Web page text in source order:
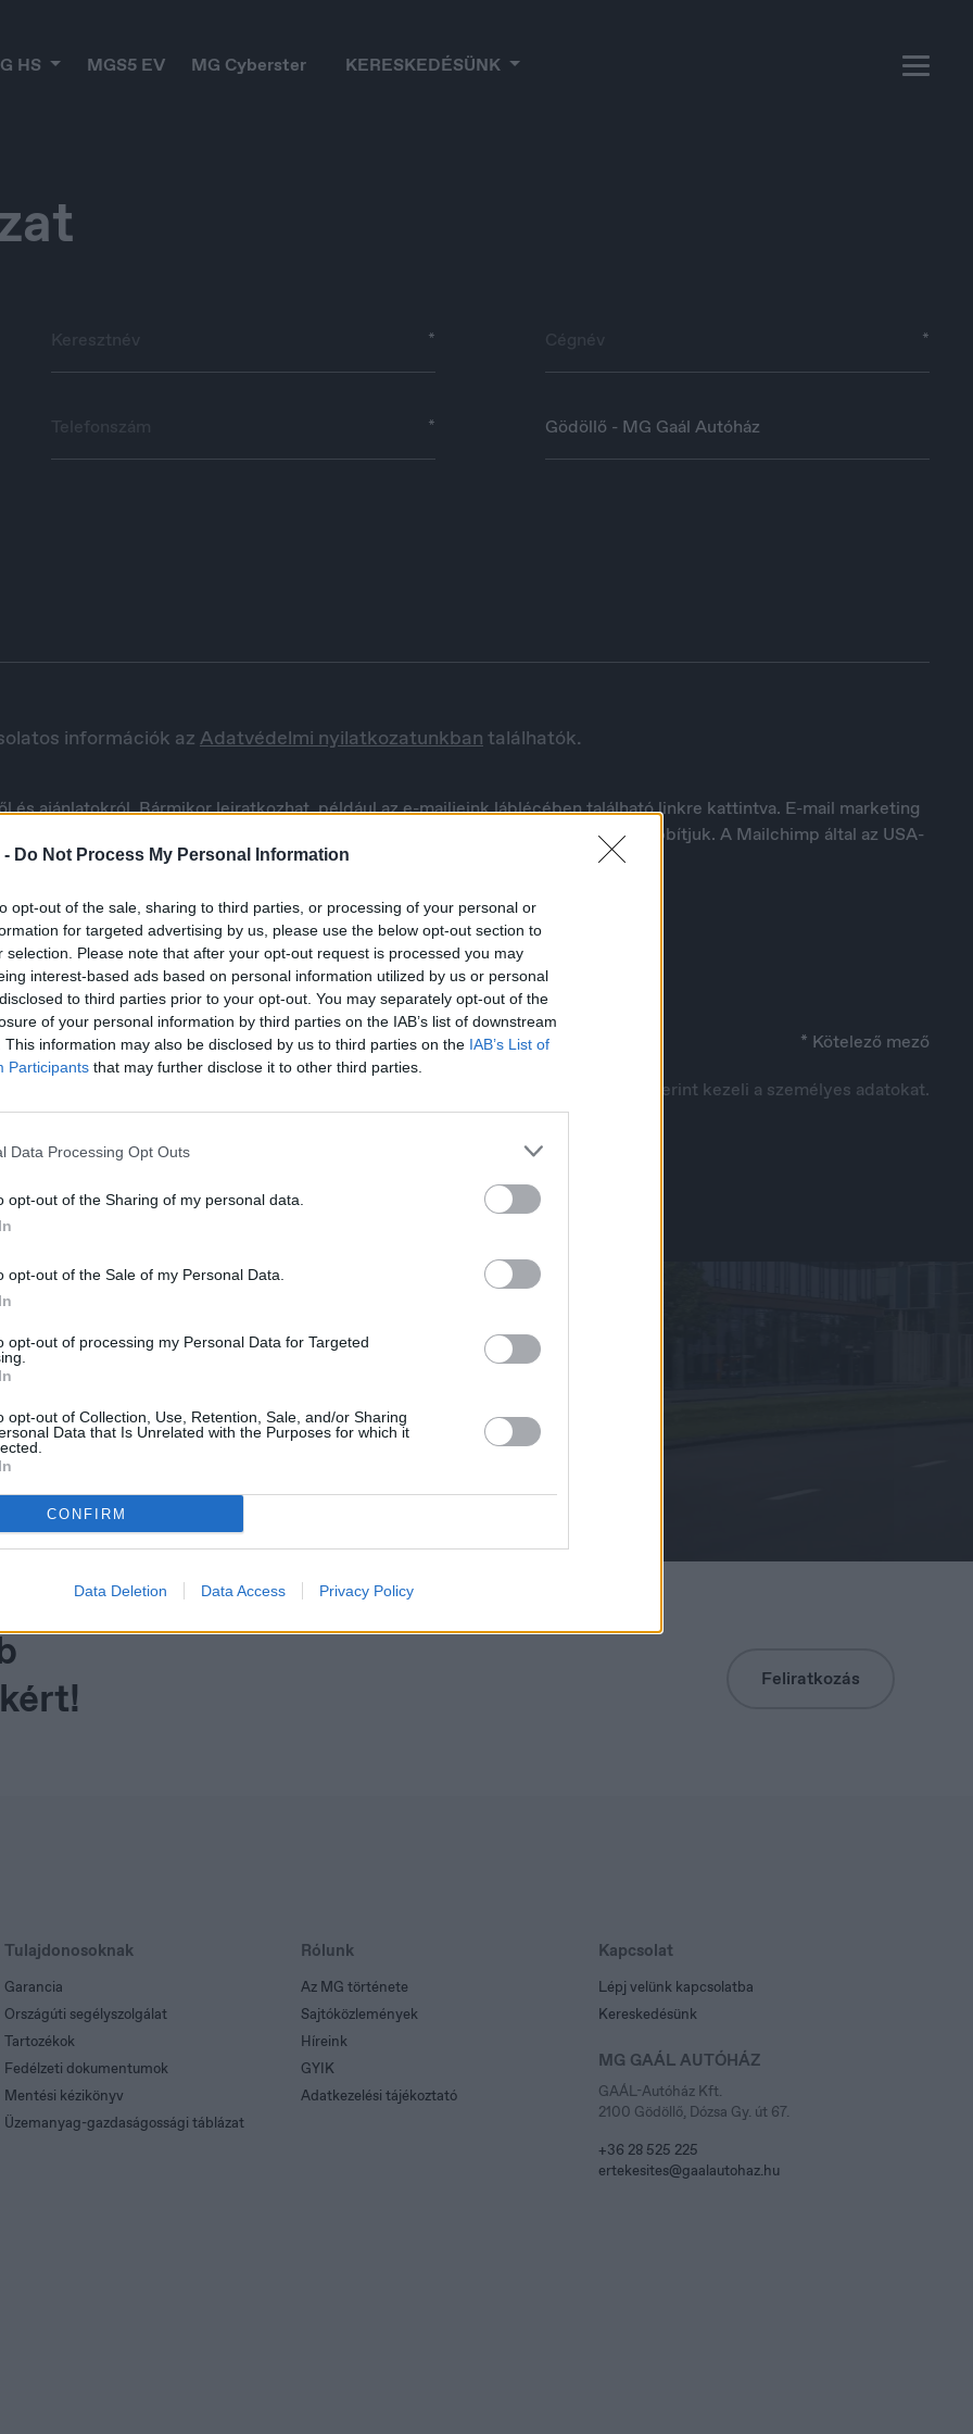
- Do Not Process My Personal Information
opt-out of the sale, sharing to third parties, or processing of your personal or
for targeted advertising by us, please use the below opt-out section to
selection. Please note that after your opt-out request is processed you may
interest-based ads based on personal information utilized by us or personal
to third parties prior to your opt-out. You may separately opt-out of the
of your personal information by third parties on the IAB’s list of downstream
This information may also be disclosed by us to third parties on the IAB’s List of
Participants that may further disclose it to other third parties.
Data Processing Opt Outs
opt-out of the Sharing of my personal data.
opt-out of the Sale of my Personal Data.
opt-out of processing my Personal Data for Targeted
opt-out of Collection, Use, Retention, Sale, and/or Sharing
Data that Is Unrelated with the Purposes for which it
CONFIRM
Data Deletion Data Access Privacy Policy
HS MGS5 EV MG Cyberster KERESKEDÉSÜNK
Čeština
Nederland
* *
* Gödöllő - MG Gaál Autóház
információk az Adatvédelmi nyilatkozatunkban találhatók.
és ajánlatokról. Bármikor leiratkozhat, például az e-mailjeink láblécében található linkre kattintva. E-mail marketing
hogy adatait feldolgozás céljából az USA-ban található Mailchimphez továbbítjuk. A Mailchimp által az USA-
nyilatkozatunkbanittolvashat.
* Kötelező mező
leírtak szerint kezeli a személyes adatokat.
Feliratkozás
Tulajdonosoknak
Garancia
Országúti segélyszolgálat
Tartozékok
Fedélzeti dokumentumok
Mentési kézikönyv
Üzemanyag-gazdaságossági táblázat
Rólunk
Az MG története
Sajtóközlemények
Híreink
GYIK
Adatkezelési tájékoztató
Kapcsolat
Lépj velünk kapcsolatba
Kereskedésünk
MG GAÁL AUTÓHÁZ
GAÁL-Autóház Kft.
2100 Gödöllő, Dózsa Gy. út 67.
+36 28 525 225
ertekesites@gaalautohaz.hu